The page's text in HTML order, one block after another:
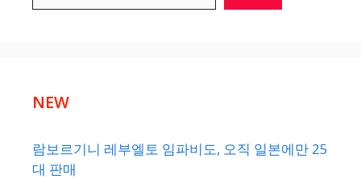
NEW
람보르기니 레부엘토 임파비도, 오직 일본에만 25
대 판매